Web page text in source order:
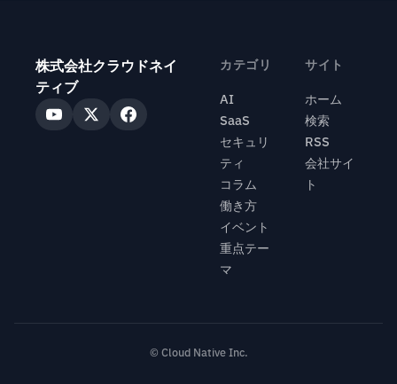
株式会社クラウドネイ
ティブ
カテゴリ
AI
SaaS
セキュリ
ティ
コラム
働き方
イベント
重点テー
マ
サイト
ホーム
検索
RSS
会社サイ
ト
© Cloud Native Inc.